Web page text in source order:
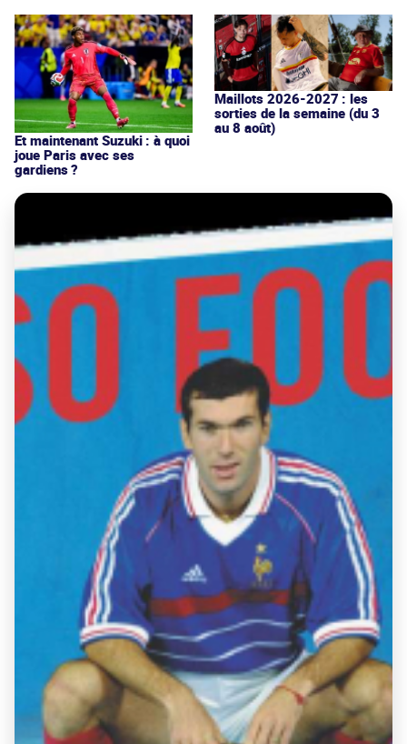
Et maintenant Suzuki : à quoi
joue Paris avec ses
gardiens ?
Maillots 2026-2027 : les
sorties de la semaine (du 3
au 8 août)